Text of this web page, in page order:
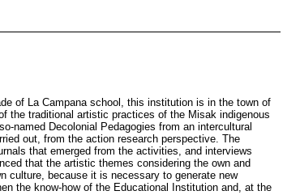
of La Campana school, this institution is in the town of
the traditional artistic practices of the Misak indigenous
named Decolonial Pedagogies from an intercultural
out, from the action research perspective. The
that emerged from the activities, and interviews
that the artistic themes considering the own and
culture, because it is necessary to generate new
the know-how of the Educational Institution and, at the